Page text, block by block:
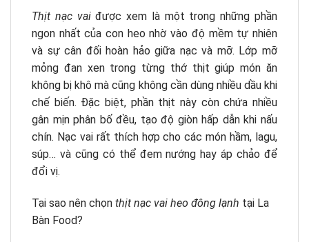
Thịt nạc vaiđược xem là một trong những phần
ngon nhất của con heo nhờ vào độ mềm tự nhiên
và sự cân đối hoàn hảo giữa nạc và mỡ. Lớp mỡ
mỏng đan xen trong từng thớ thịt giúp món ăn
không bị khô mà cũng không cần dùng nhiều dầu khi
chế biến. Đặc biệt, phần thịt này còn chứa nhiều
gân mịn phân bố đều, tạo độ giòn hấp dẫn khi nấu
chín. Nạc vai rất thích hợp cho các món hầm, lagu,
súp… và cũng có thể đem nướng hay áp chảo để
đổi vị.
Tại sao nên chọn thịt nạc vai heo đông lạnh tại La
Bàn Food?